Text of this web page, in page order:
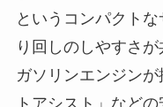
というコンパクト
り回しのしやすさ
ガソリンエンジン
トアシスト」など